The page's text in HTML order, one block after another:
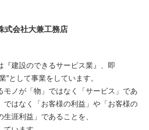
式会社大兼工務店
『建設のできるサービス業』、即
”として事業をしています。
モノが「物」ではなく「サービス」であ
ではなく「お客様の利益」や「お客様の
涯利益」であることを、